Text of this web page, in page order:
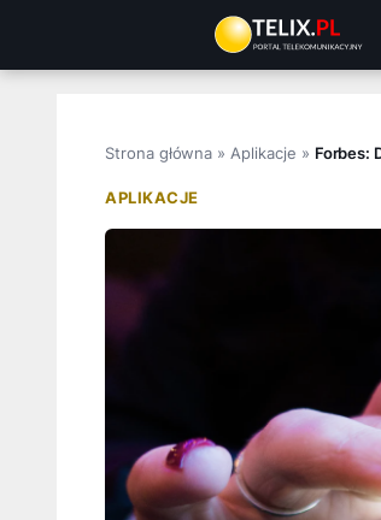
treści
Strona główna » Aplikacje » Forbes:
APLIKACJE